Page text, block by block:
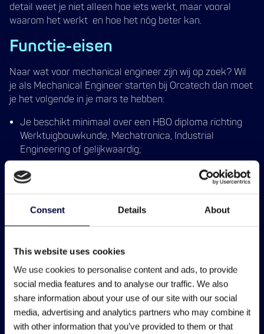
Consent Details About
This website uses cookies
We use cookies to personalise content and ads, to provide
social media features and to analyse our traffic. We also
share information about your use of our site with our social
media, advertising and analytics partners who may combine it
with other information that you’ve provided to them or that
detail weet je niet alleen hoe iets werkt, maar vooral
waarom het werkt en hoe het nóg beter kan.
Functie-eisen
Naar wat voor mechanical engineer zijn wij op zoek? Wil
je als Mechanical Engineer starten bij Orcatech dan moet
je het volgende in je mars te hebben:
Je beschikt minimaal over een HBO diploma richting
Werktuigbouwkunde, Mechatronica, Industrial
Engineering of gelijkwaardig;
Je beschikt over uitstekende schriftelijke- en
mondelinge uitdrukkingsvaardigheden in de
voeren;
Je hebt kennis van 2D/3D tekenpakketten;
Je bent in staat om snel en creatief
lossen zonder de functionaliteit, betrouwbaarheid,
veiligheid en het kostenaspect uit het oog te verliezen.
Wij bieden